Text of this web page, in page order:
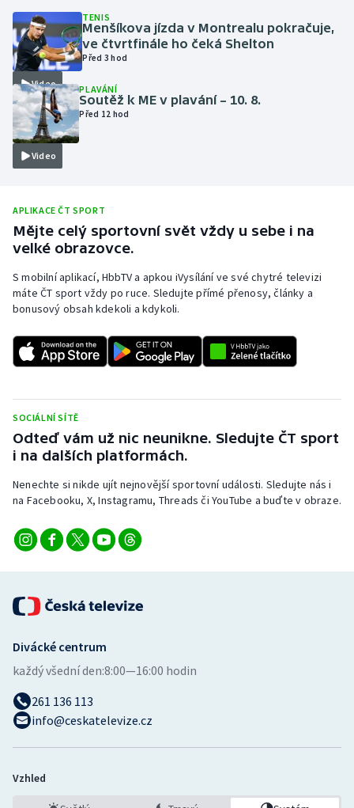
Krasobruslení
Lezení
Lyže a snowboard
Moderní pětiboj
Motorsport
Parasport
Plavání
Plážový volejbal
Ragby
Short track
Sportovní střelba
Stolní tenis
Veslování
Vodní slalom
Volejbal
Ostatní
Video
TENIS
Menšíkova jízda v Montrealu pokračuje,
ve čtvrtfinále ho čeká Shelton
Před 3 hod
Video
PLAVÁNÍ
Soutěž k ME v plavání – 10. 8.
Před 12 hod
APLIKACE ČT SPORT
Mějte celý sportovní svět vždy u sebe i na
velké obrazovce.
S mobilní aplikací, HbbTV a apkou iVysílání ve své chytré televizi
máte ČT sport vždy po ruce. Sledujte přímé přenosy, články a
bonusový obsah kdekoli a kdykoli.
SOCIÁLNÍ SÍTĚ
Odteď vám už nic neunikne. Sledujte ČT sport
i na dalších platformách.
Nenechte si nikde ujít nejnovější sportovní události. Sledujte nás i
na Facebooku, X, Instagramu, Threads či YouTube a buďte v obraze.
Divácké centrum
každý všední den:8:00—16:00 hodin
261 136 113
info@ceskatelevize.cz
Vzhled